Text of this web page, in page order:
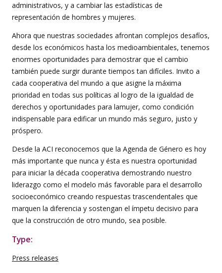
administrativos, y a cambiar las estadísticas de
representación de hombres y mujeres.
Ahora que nuestras sociedades afrontan complejos desafíos,
desde los económicos hasta los medioambientales, tenemos
enormes oportunidades para demostrar que el cambio
también puede surgir durante tiempos tan difíciles. Invito a
cada cooperativa del mundo a que asigne la máxima
prioridad en todas sus políticas al logro de la igualdad de
derechos y oportunidades para lamujer, como condición
indispensable para edificar un mundo más seguro, justo y
próspero.
Desde la ACI reconocemos que la Agenda de Género es hoy
más importante que nunca y ésta es nuestra oportunidad
para iniciar la década cooperativa demostrando nuestro
liderazgo como el modelo más favorable para el desarrollo
socioeconómico creando respuestas trascendentales que
marquen la diferencia y sostengan el ímpetu decisivo para
que la construcción de otro mundo, sea posible.
Type:
Press releases